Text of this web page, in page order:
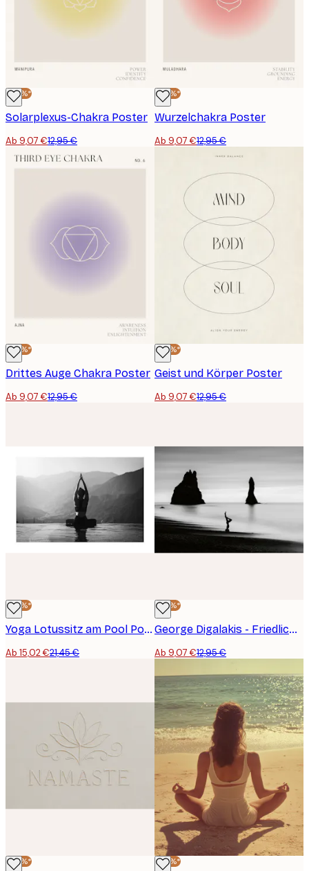
-30%*
Solarplexus-Chakra Poster
Ab 9,07 €12,95 €
-30%*
Wurzelchakra Poster
Ab 9,07 €12,95 €
-30%*
Drittes Auge Chakra Poster
Ab 9,07 €12,95 €
-30%*
Geist und Körper Poster
Ab 9,07 €12,95 €
-30%*
Yoga Lotussitz am Pool Poster
Ab 15,02 €21,45 €
-30%*
George Digalakis - Friedliche Strandbalance Poster
Ab 9,07 €12,95 €
-30%* -30%*